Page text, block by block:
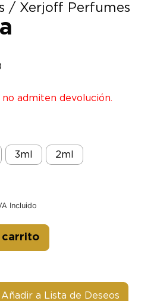
/ Xerjoff Perfumes
no admiten devolución.
3mI 2mI
Incluido
carrito
Añadir a Lista de Deseos